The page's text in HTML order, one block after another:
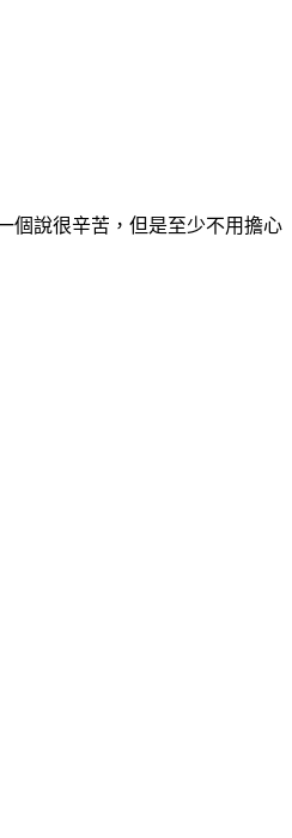
個說很辛苦，但是至少不用擔心